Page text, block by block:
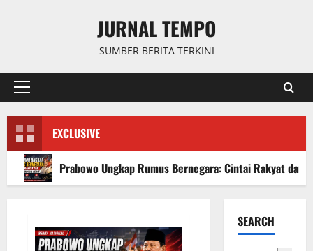
JURNAL TEMPO
SUMBER BERITA TERKINI
Primary
EXCLUSIVE
Prabowo Ungkap Rumus Bernegara: Cintai Rakyat dan
SEARCH